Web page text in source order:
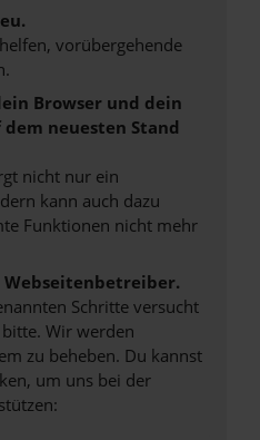
vorübergehende
Browser und dein
neuesten Stand
nicht nur ein
kann auch dazu
Funktionen nicht mehr
Webseitenbetreiber.
Schritte versucht
Wir werden
zu beheben. Du kannst
um uns bei der